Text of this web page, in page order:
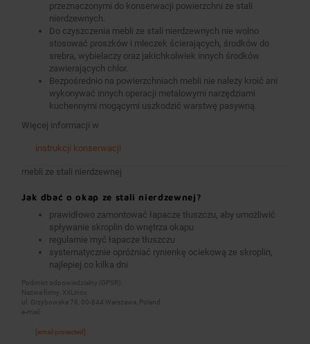
przeznaczonymi do konserwacji powierzchni ze stali
nierdzewnych.
Do czyszczenia mebli ze stali nierdzewnych nie wolno
stosować proszków i mleczek ścierających, środków do
srebra, wybielaczy oraz jakichkolwiek innych środków
zawierających chlor.
Bezpośrednio na powierzchniach mebli nie należy kroić ani
wykonywać innych operacji metalowymi narzędziami
kuchennymi mogącymi uszkodzić warstwę pasywną.
Więcej informacji w
instrukcji konserwacji
mebli ze stali nierdzewnej
Jak dbać o okap ze stali nierdzewnej?
prawidłowo zamontować łapacze tłuszczu, aby umożliwić
spływanie skroplin do wnętrza okapu
regularnie myć łapacze tłuszczu
systematycznie opróżniać rynienkę ociekową ze skroplin,
najlepiej co kilka dni
Podmiot odpowiedzialny (GPSR):
Nazwa firmy: XXLinox
ul. Grzybowska 78, 00-844 Warszawa, Poland
e-mail:
[email protected]